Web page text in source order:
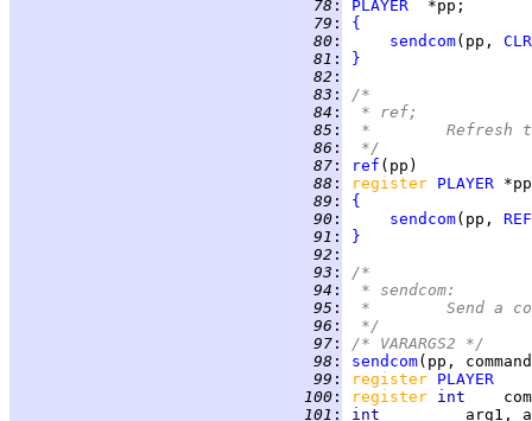
  78
: PLAYER
  79
:
{
  80
: sendcom(pp,
  81
:
}
  82
:
  83
:
/*
  84
:
* ref;
  85
:
*	Refresh
  86
:
*/
  87
: ref
  88
: register PLAYER
  89
:
{
  90
: sendcom(pp,
  91
:
}
  92
:
  93
:
/*
  94
:
* sendcom:
  95
:
*	Send a
  96
:
*/
  97
:
/* VARARGS2 */
  98
:
sendcom
  99
: register PLAYER
100 : register int
101 :
int